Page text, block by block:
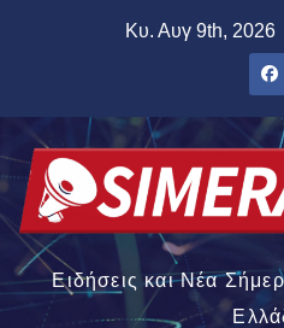
Κυ. Αυγ 9th, 2026
Ειδήσεις και Νέα